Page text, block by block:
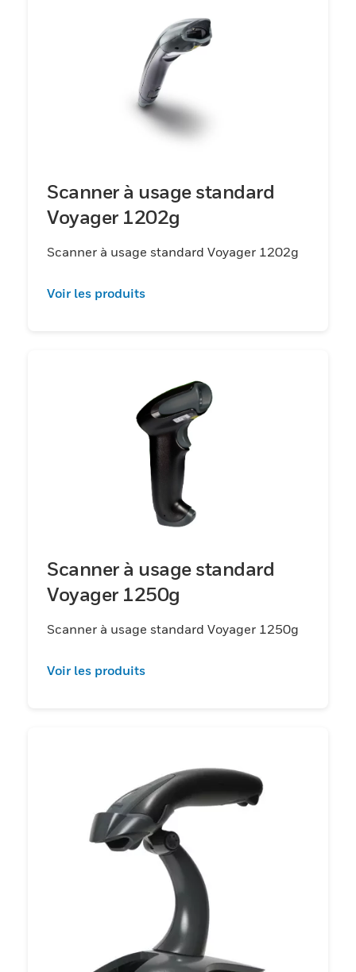
Scanner à usage standard
Voyager 1202g
Scanner à usage standard Voyager 1202g
Voir les produits
Scanner à usage standard
Voyager 1250g
Scanner à usage standard Voyager 1250g
Voir les produits